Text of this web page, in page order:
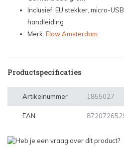
Inclusief: EU stekker, micro-
handleiding
Merk: Flow Amsterdam
Productspecificaties
Artikelnummer 1855027
EAN